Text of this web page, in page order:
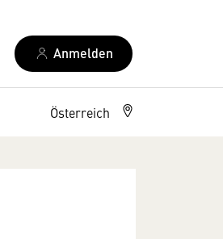
Anmelden
Österreich